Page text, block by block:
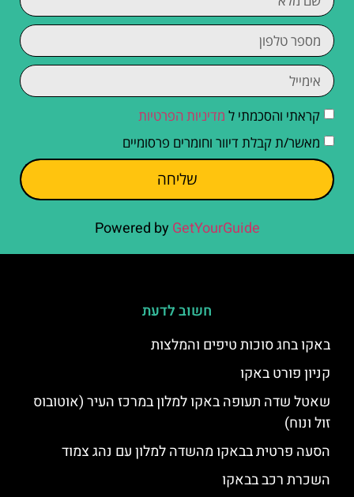
קראתי והסכמתי ל מדיניות הפרטיות
מאשר/ת קבלת דיוור וחומרים פרסומיים
שליחה
Powered by GetYourGuide
חשוב לדעת
באקו בחג סוכות טיפים והמלצות
קניון פורט באקו
שאטל שדה תעופה באקו למלון במרכז העיר (אוטובוס
זול ונוח)
הסעה פרטית בבאקו מהשדה למלון עם נהג צמוד
השכרת רכב בבאקו